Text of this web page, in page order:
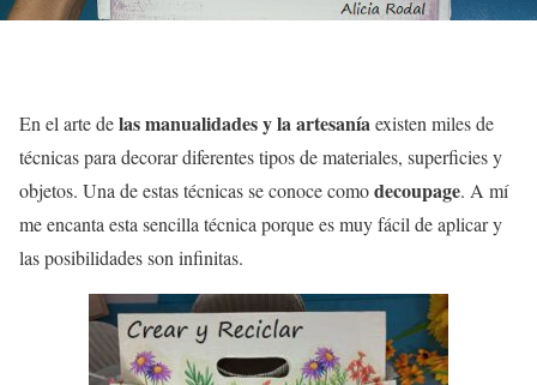
En el arte delas manualidades y la artesaníaexisten miles de
técnicas para decorar diferentes tipos de materiales, superficies y
objetos. Una de estas técnicas se conoce comodecoupage. A mí
me encanta esta sencilla técnica porque es muy fácil de aplicar y
las posibilidades son infinitas.